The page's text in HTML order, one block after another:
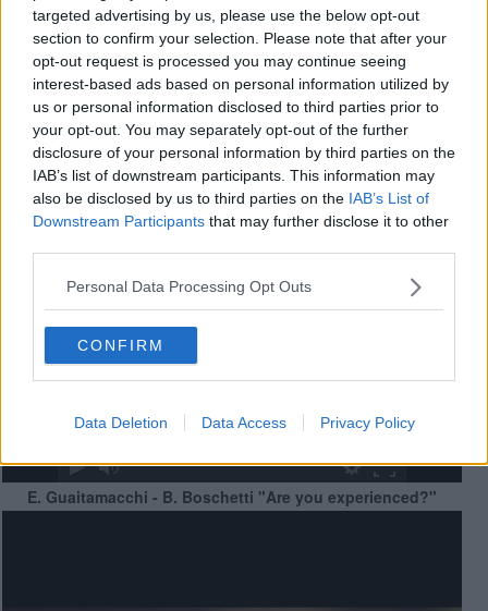
targeted advertising by us, please use the below opt-out
section to confirm your selection. Please note that after your
opt-out request is processed you may continue seeing
interest-based ads based on personal information utilized by
us or personal information disclosed to third parties prior to
your opt-out. You may separately opt-out of the further
disclosure of your personal information by third parties on the
IAB’s list of downstream participants. This information may
also be disclosed by us to third parties on the IAB’s List of
Downstream Participants that may further disclose it to other
Personal Data Processing Opt Outs
CONFIRM
Data Deletion Data Access Privacy Policy
Videogallery
E. Guaitamacchi - B. Boschetti "Are you experienced?"